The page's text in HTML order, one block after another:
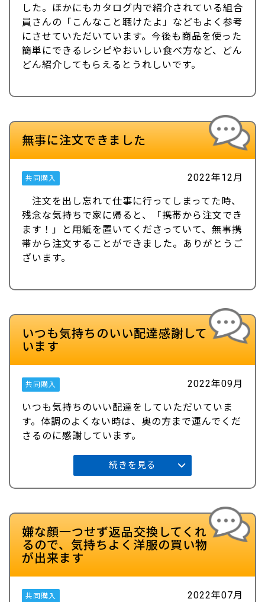
した。ほかにもカタログ内で紹介されている組合
員さんの「こんなこと聴けたよ」などもよく参考
にさせていただいています。今後も商品を使った
簡単にできるレシピやおいしい食べ方など、どん
どん紹介してもらえるとうれしいです。
無事に注文できました
共同購入 2022年12月
注文を出し忘れて仕事に行ってしまってた時、
残念な気持ちで家に帰ると、「携帯から注文でき
ます！」と用紙を置いてくださっていて、無事携
帯から注文することができました。ありがとうご
ざいます。
いつも気持ちのいい配達感謝して
います
共同購入 2022年09月
いつも気持ちのいい配達をしていただいていま
す。体調のよくない時は、奥の方まで運んでくだ
さるのに感謝しています。
続きを見る
嫌な顔一つせず返品交換してくれ
るので、気持ちよく洋服の買い物
が出来ます
共同購入 2022年07月